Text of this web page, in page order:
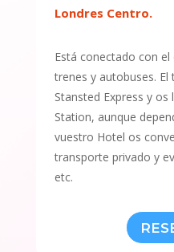
Londres Centro.
Está conectado con
trenes y autobuses.
Stansted Express y
Station, aunque
vuestro Hotel os
transporte privado y
etc.